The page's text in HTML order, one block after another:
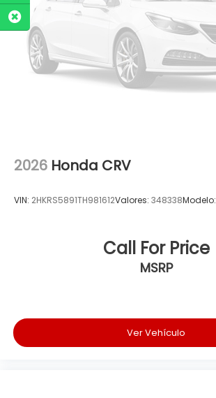
2026 Honda CRV
VIN: 2HKRS5891TH981612Valores: 348338Modelo:
Call For Price
MSRP
Ver Vehículo